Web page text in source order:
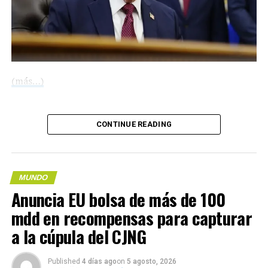
Me gusta esto:
COMPARTE ESTA INFORMACIÓN
RELATED TOPICS:
UP NEXT
(más…)
Me gusta esto:
CONTINUE READING
MUNDO
Anuncia EU bolsa de más de 100
mdd en recompensas para capturar
a la cúpula del CJNG
Published 4 días agoon 5 agosto, 2026